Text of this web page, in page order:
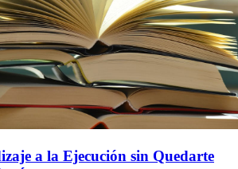
a la Ejecución sin Quedarte